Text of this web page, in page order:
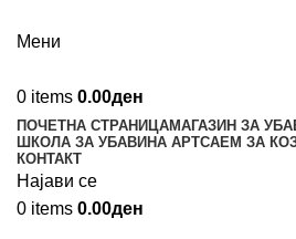
Мени
0 items 0.00ден
ПОЧЕТНА СТРАНИЦАМАГАЗИН ЗА
ШКОЛА ЗА УБАВИНА АРТСАЕМ ЗА
КОНТАКТ
Најави се
0 items 0.00ден